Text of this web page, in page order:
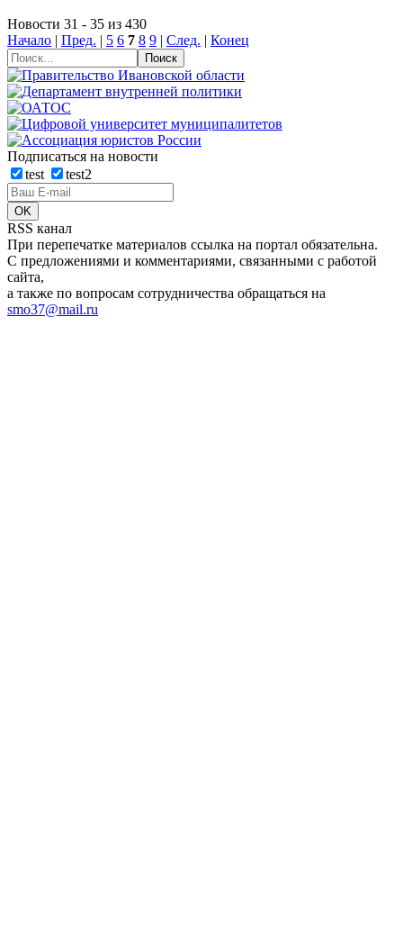
Новости 31 - 35 из 430
Начало | Пред. | 5 6 7 8 9 | След. | Конец
Подписаться на новости
test
test2
RSS канал
При перепечатке материалов ссылка на портал обязательна.
С предложениями и комментариями, связанными с работой
сайта,
а также по вопросам сотрудничества обращаться на
smo37@mail.ru